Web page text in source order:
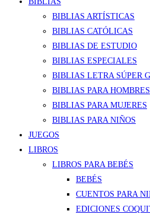
BIBLIAS ARTÍSTICAS
BIBLIAS CATÓLICAS
BIBLIAS DE ESTUDIO
BIBLIAS ESPECIALES
BIBLIAS LETRA SÚPER
BIBLIAS PARA HOMBRES
BIBLIAS PARA MUJERES
BIBLIAS PARA NIÑOS
JUEGOS
LIBROS
LIBROS PARA BEBÉS
BEBÉS
CUENTOS PARA
EDICIONES